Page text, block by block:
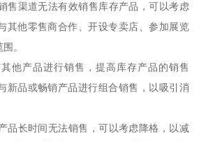
售渠道无法有效销售库存产品，可以考虑
其他零售商合作、开设专卖店、参加展览
。
他产品进行销售，提高库存产品的销售
新品或畅销产品进行组合销售，以吸引消
品长时间无法销售，可以考虑降格，以减